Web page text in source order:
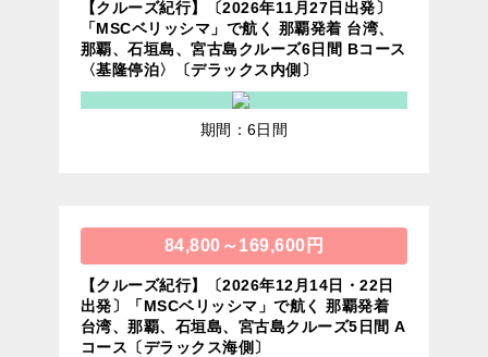
【クルーズ紀行】〔2026年11月27日出発〕
「MSCベリッシマ」で航く 那覇発着 台湾、
那覇、石垣島、宮古島クルーズ6日間 Bコース
〈基隆停泊〉〔デラックス内側〕
期間：6日間
84,800～169,600円
【クルーズ紀行】〔2026年12月14日・22日
出発〕「MSCベリッシマ」で航く 那覇発着
台湾、那覇、石垣島、宮古島クルーズ5日間 A
コース〔デラックス海側〕